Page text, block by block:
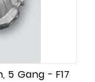
5 Gang - F17